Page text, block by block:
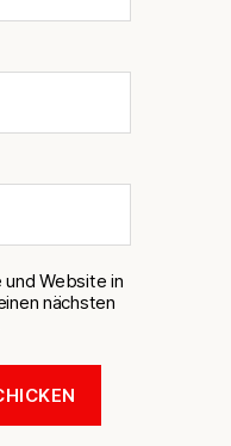
Website in
nächsten